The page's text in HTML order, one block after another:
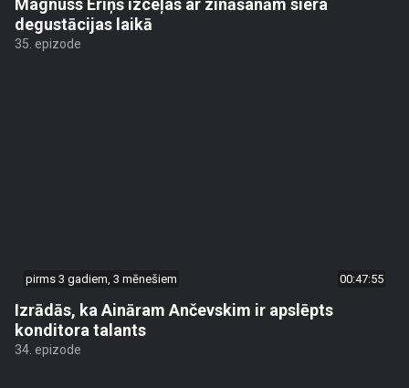
degustācijas laikā
35. epizode
pirms 3 gadiem, 3 mēnešiem 00:47:55
Izrādās, ka Aināram Ančevskim ir apslēpts
konditora talants
34. epizode